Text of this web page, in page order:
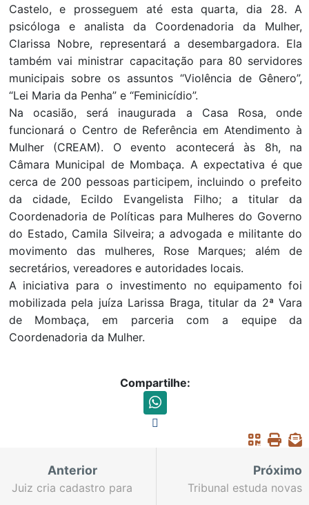
Castelo, e prosseguem até esta quarta, dia 28. A
psicóloga e analista da Coordenadoria da Mulher,
Clarissa Nobre, representará a desembargadora. Ela
também vai ministrar capacitação para 80 servidores
municipais sobre os assuntos “Violência de Gênero”,
“Lei Maria da Penha” e “Feminicídio”.
Na ocasião, será inaugurada a Casa Rosa, onde
funcionará o Centro de Referência em Atendimento à
Mulher (CREAM). O evento acontecerá às 8h, na
Câmara Municipal de Mombaça. A expectativa é que
cerca de 200 pessoas participem, incluindo o prefeito
da cidade, Ecildo Evangelista Filho; a titular da
Coordenadoria de Políticas para Mulheres do Governo
do Estado, Camila Silveira; a advogada e militante do
movimento das mulheres, Rose Marques; além de
secretários, vereadores e autoridades locais.
A iniciativa para o investimento no equipamento foi
mobilizada pela juíza Larissa Braga, titular da 2ª Vara
de Mombaça, em parceria com a equipe da
Coordenadoria da Mulher.
Compartilhe:
Anterior
Juiz cria cadastro para
Próximo
Tribunal estuda novas